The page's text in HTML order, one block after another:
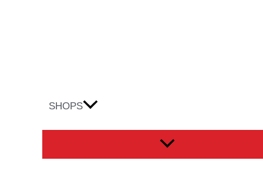
SHOPS
Menü